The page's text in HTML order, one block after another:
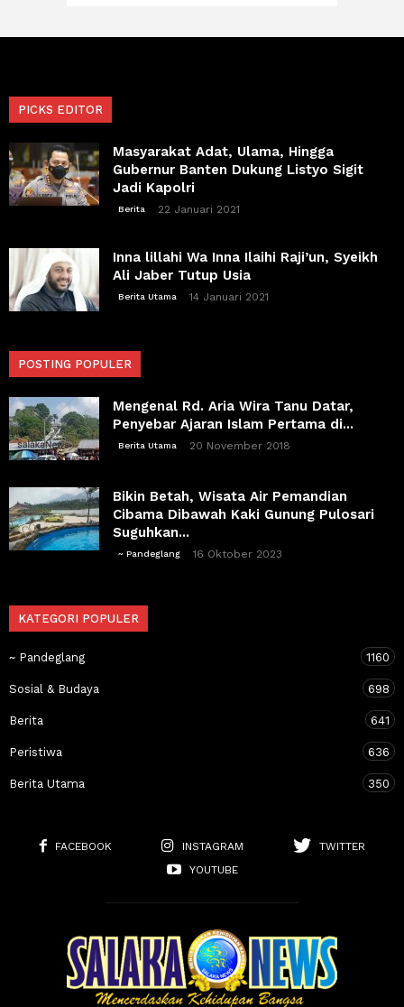
PICKS EDITOR
Masyarakat Adat, Ulama, Hingga
Gubernur Banten Dukung Listyo Sigit
Jadi Kapolri
Berita 22 Januari 2021
Inna lillahi Wa Inna Ilaihi Raji’un, Syeikh
Ali Jaber Tutup Usia
Berita Utama 14 Januari 2021
POSTING POPULER
Mengenal Rd. Aria Wira Tanu Datar,
Penyebar Ajaran Islam Pertama di...
Berita Utama 20 November 2018
Bikin Betah, Wisata Air Pemandian
Cibama Dibawah Kaki Gunung Pulosari
Suguhkan...
~ Pandeglang 16 Oktober 2023
KATEGORI POPULER
~ Pandeglang 1160
Sosial & Budaya 698
Berita 641
Peristiwa 636
Berita Utama 350
FACEBOOK INSTAGRAM
TWITTER
YOUTUBE